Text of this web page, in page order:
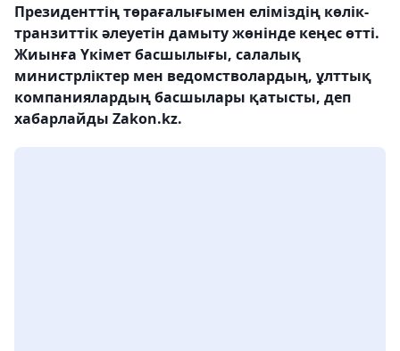
Президенттің төрағалығымен еліміздің көлік-
транзиттік әлеуетін дамыту жөнінде кеңес өтті.
Жиынға Үкімет басшылығы, салалық
министрліктер мен ведомстволардың, ұлттық
компаниялардың басшылары қатысты, деп
хабарлайды Zakon.kz.